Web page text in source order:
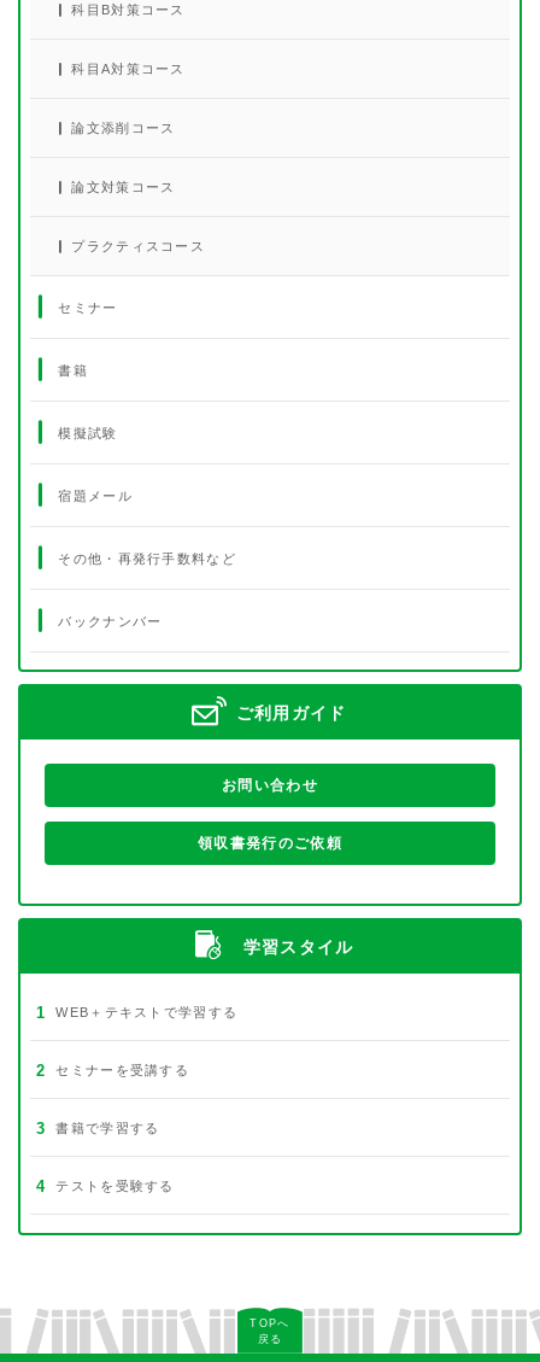
科目B対策コース
科目A対策コース
論文添削コース
論文対策コース
プラクティスコース
セミナー
書籍
模擬試験
宿題メール
その他・再発行手数料など
バックナンバー
ご利用ガイド
お問い合わせ
領収書発行のご依頼
学習スタイル
1 WEB＋テキストで学習する
2 セミナーを受講する
3 書籍で学習する
4 テストを受験する
TOPへ
戻る